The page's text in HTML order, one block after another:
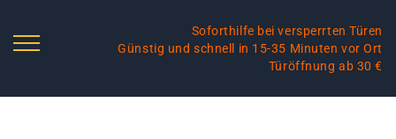
Soforthilfe bei versperrten Türen
Günstig und schnell in 15-35 Minuten vor Ort
Türöffnung ab 30 €